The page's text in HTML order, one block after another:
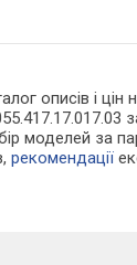
описів і
моделей за
рекомендації